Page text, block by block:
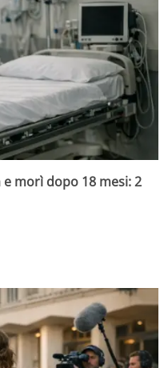
morì dopo 18 mesi: 2